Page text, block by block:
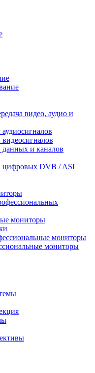
видео, аудио и
и каналов
цифровых DVB / ASI
мониторы
мониторы
мониторы